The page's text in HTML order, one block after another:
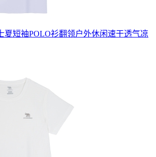
夏短袖POLO衫翻领户外休闲速干透气凉